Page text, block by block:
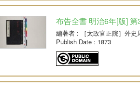
布告全書 明治6年[版] 第
編著者 : ［太政官正院］外史
Publish Date : 1873